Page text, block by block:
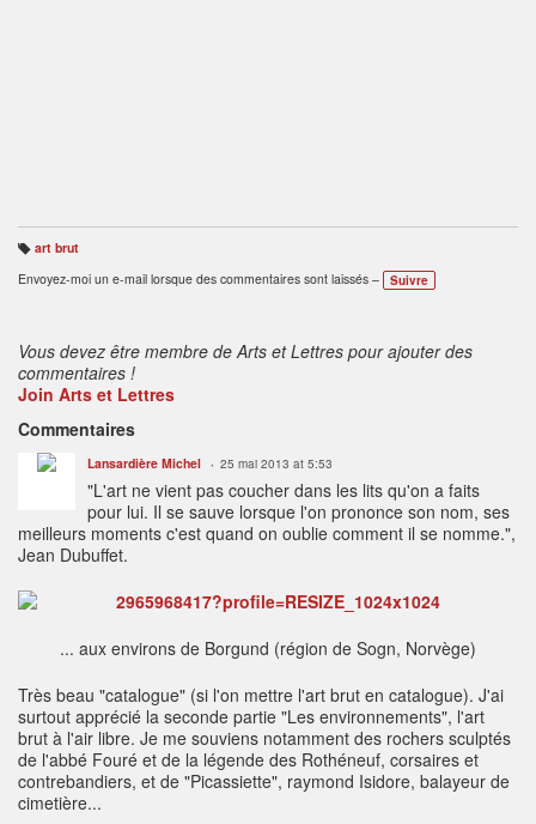
B
ali
s
art brut
Envoyez-moi un e-mail lorsque des commentaires sont laissés –
Suivre
Vous devez être membre de Arts et Lettres pour ajouter des
commentaires !
Join Arts et Lettres
Commentaires
Lansardière Michel 25 mai 2013 at 5:53
"L'art ne vient pas coucher dans les lits qu'on a faits
pour lui. Il se sauve lorsque l'on prononce son nom, ses
meilleurs moments c'est quand on oublie comment il se nomme.",
Jean Dubuffet.
... aux environs de Borgund (région de Sogn, Norvège)
Très beau "catalogue" (si l'on mettre l'art brut en catalogue). J'ai
surtout apprécié la seconde partie "Les environnements", l'art
brut à l'air libre. Je me souviens notamment des rochers sculptés
de l'abbé Fouré et de la légende des Rothéneuf, corsaires et
contrebandiers, et de "Picassiette", raymond Isidore, balayeur de
cimetière...